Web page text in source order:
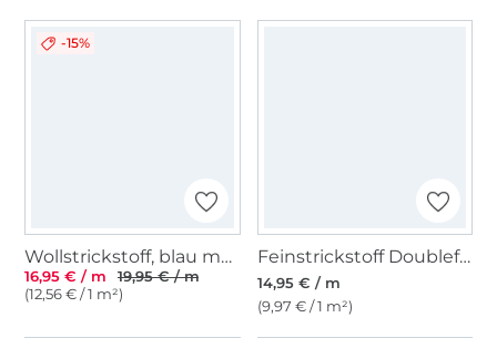
-15%
Wollstrickstoff, blau meliert
16,95 € / m
19,95 € / m
(12,56 € / 1 m²)
Feinstrickstoff Doubleface Lia Melange, taupe
14,95 € / m
(9,97 € / 1 m²)